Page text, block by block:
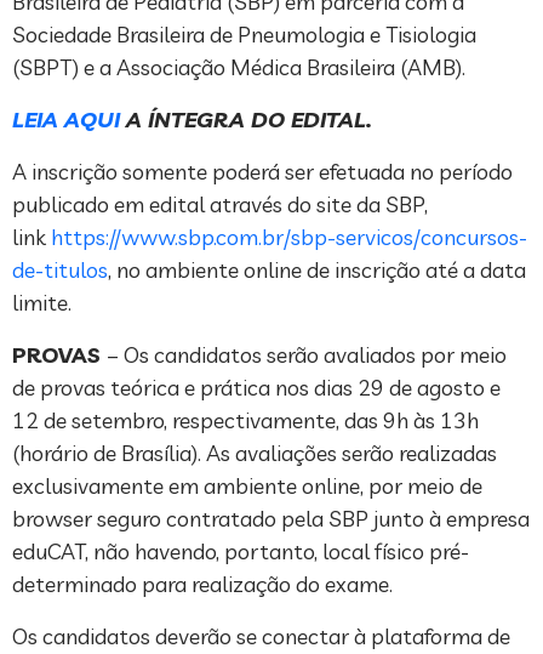
Sociedade Brasileira de Pneumologia e Tisiologia
(SBPT) e a Associação Médica Brasileira (AMB).
LEIA AQUIA ÍNTEGRA DO EDITAL.
A inscrição somente poderá ser efetuada no período
publicado em edital através do site da SBP,
link https://www.sbp.com.br/sbp-servicos/concursos-
de-titulos, no ambiente online de inscrição até a data
limite.
PROVAS – Os candidatos serão avaliados por meio
de provas teórica e prática nos dias 29 de agosto e
12 de setembro, respectivamente, das 9h às 13h
(horário de Brasília). As avaliações serão realizadas
exclusivamente em ambiente online, por meio de
browser seguro contratado pela SBP junto à empresa
eduCAT, não havendo, portanto, local físico pré-
determinado para realização do exame.
Os candidatos deverão se conectar à plataforma de